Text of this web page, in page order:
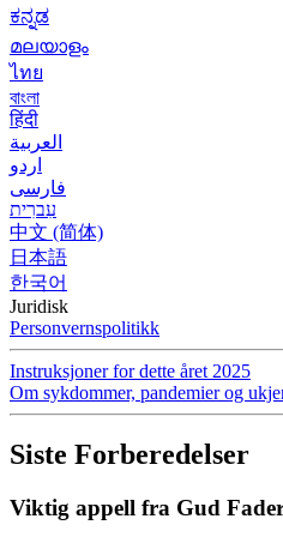
ಕನ್ನಡ
മലയാളം
ไทย
বাংলা
हिंदी
العربية
اردو
فارسی
עִברִית
中文 (简体)
日本語
한국어
Juridisk
Personvernspolitikk
Instruksjoner for dette året 2025
Om sykdommer, pandemier og
Siste Forberedelser
Viktig appell fra Gud